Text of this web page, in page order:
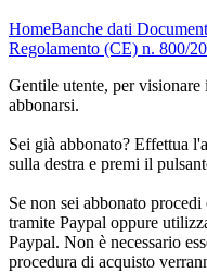
HomeBanche dati
Regolamento (CE) n. 800/
Gentile utente, per visionare
abbonarsi.
Sei già abbonato? Effettua
sulla destra e premi il
Se non sei abbonato
tramite Paypal oppure
Paypal. Non è necessario
procedura di acquisto